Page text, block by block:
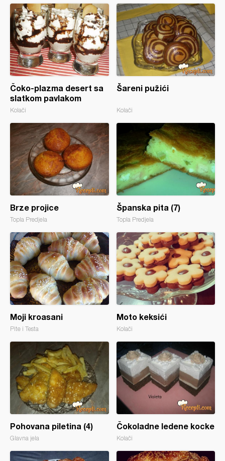
Čoko-plazma desert sa
slatkom pavlakom
Kolači
Šareni pužići
Kolači
Brze projice
Topla Predjela
Španska pita (7)
Topla Predjela
Moji kroasani
Pite i Testa
Moto keksići
Kolači
Pohovana piletina (4)
Glavna jela
Čokoladne ledene kocke
Kolači